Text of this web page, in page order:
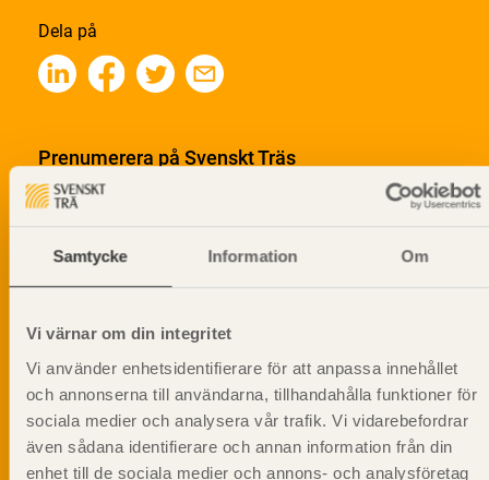
Samtycke Information Om
Vi värnar om din integritet
Vi använder enhetsidentifierare för att anpassa innehållet
och annonserna till användarna, tillhandahålla funktioner för
sociala medier och analysera vår trafik. Vi vidarebefordrar
även sådana identifierare och annan information från din
enhet till de sociala medier och annons- och analysföretag
Dela på
Prenumerera på Svenskt Träs
informationsutskick!